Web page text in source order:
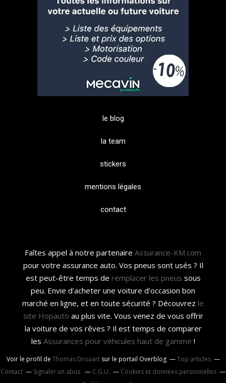
le blog
la team
stickers
mentions légales
contact
Faîtes appel à notre partenaire Assurance-KM.com
pour votre assurance auto. Vos pneus sont usés ? Il
est peut-être temps de remplacer les pneus sous
peu. Envie d'acheter une voiture d'occasion bon
marché en ligne, et en toute sécurité ? Découvrez le
site Hopauto au plus vite. Vous venez de vous offrir
la voiture de vos rêves ? Il est temps de comparer
les Assurances pour véhicules haut de gamme !
Voir le profil de Thomas Drouartsur le portail Overblog
Top articles
Contact
Signaler un abus C.G.U.
Cookies et données personnelles